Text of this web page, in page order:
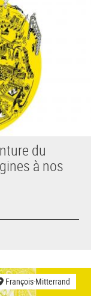
du
à nos
François-Mitterrand